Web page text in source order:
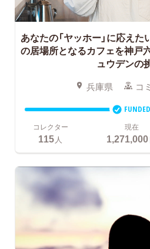
あなたの「ヤッホー」に応え
の居場所となるカフェを神戸
ュウデンの
兵庫県 コ
FUNDED
コレクター
115 人
現在
1,271,000